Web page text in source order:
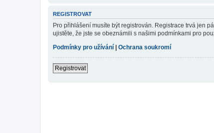
REGISTROVAT
Pro přihlášení musíte být registrován. Registrace trvá jen
ujistěte, že jste se obeznámili s našimi podmínkami pro
Podmínky pro užívání
Ochrana soukromí
Registrovat